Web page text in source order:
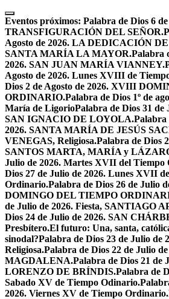
Skip
to
content
Eventos próximos: Palabra de Dios 6
TRANSFIGURACIÓN DEL SEÑOR.
Agosto de 2026. LA DEDICACIÓN
SANTA MARÍA LA MAYOR.Palabra
2026. SAN JUAN MARÍA VIANNEY.
Agosto de 2026. Lunes XVIII de
Dios 2 de Agosto de 2026. XVIII
ORDINARIO.Palabra de Dios 1º de
María de LigorioPalabra de Dios 31 de
SAN IGNACIO DE LOYOLA.Palabra
2026. SANTA MARÍA DE JESÚS
VENEGAS, Religiosa.Palabra de Dios
SANTOS MARTA, MARÍA y
Julio de 2026. Martes XVII del Tiempo
Dios 27 de Julio de 2026. Lunes XVII
Ordinario.Palabra de Dios 26 de Julio
DOMINGO DEL TIEMPO
de Julio de 2026. Fiesta, SANTIAGO
Dios 24 de Julio de 2026. SAN
Presbítero.El futuro: Una, santa,
sinodal?Palabra de Dios 23 de Julio
Religiosa.Palabra de Dios 22 de Julio
MAGDALENA.Palabra de Dios 21 de
LORENZO DE BRÍNDIS.Palabra de
Sabado XV de Tiempo Odinario.
2026. Viernes XV de Tiempo Ordinario.